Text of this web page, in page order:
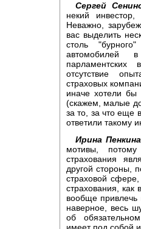
Сергей
некий
Неважно,
вас выделить
столь
автомобилей
парламентских
отсутствие
страховых
иначе хотели бы
(скажем, малые
за то, за что еще
ответили такому
Ирина
мотивы,
страхования
другой стороны,
страховой
страхования, как
вообще привлечь
наверное, весь
об